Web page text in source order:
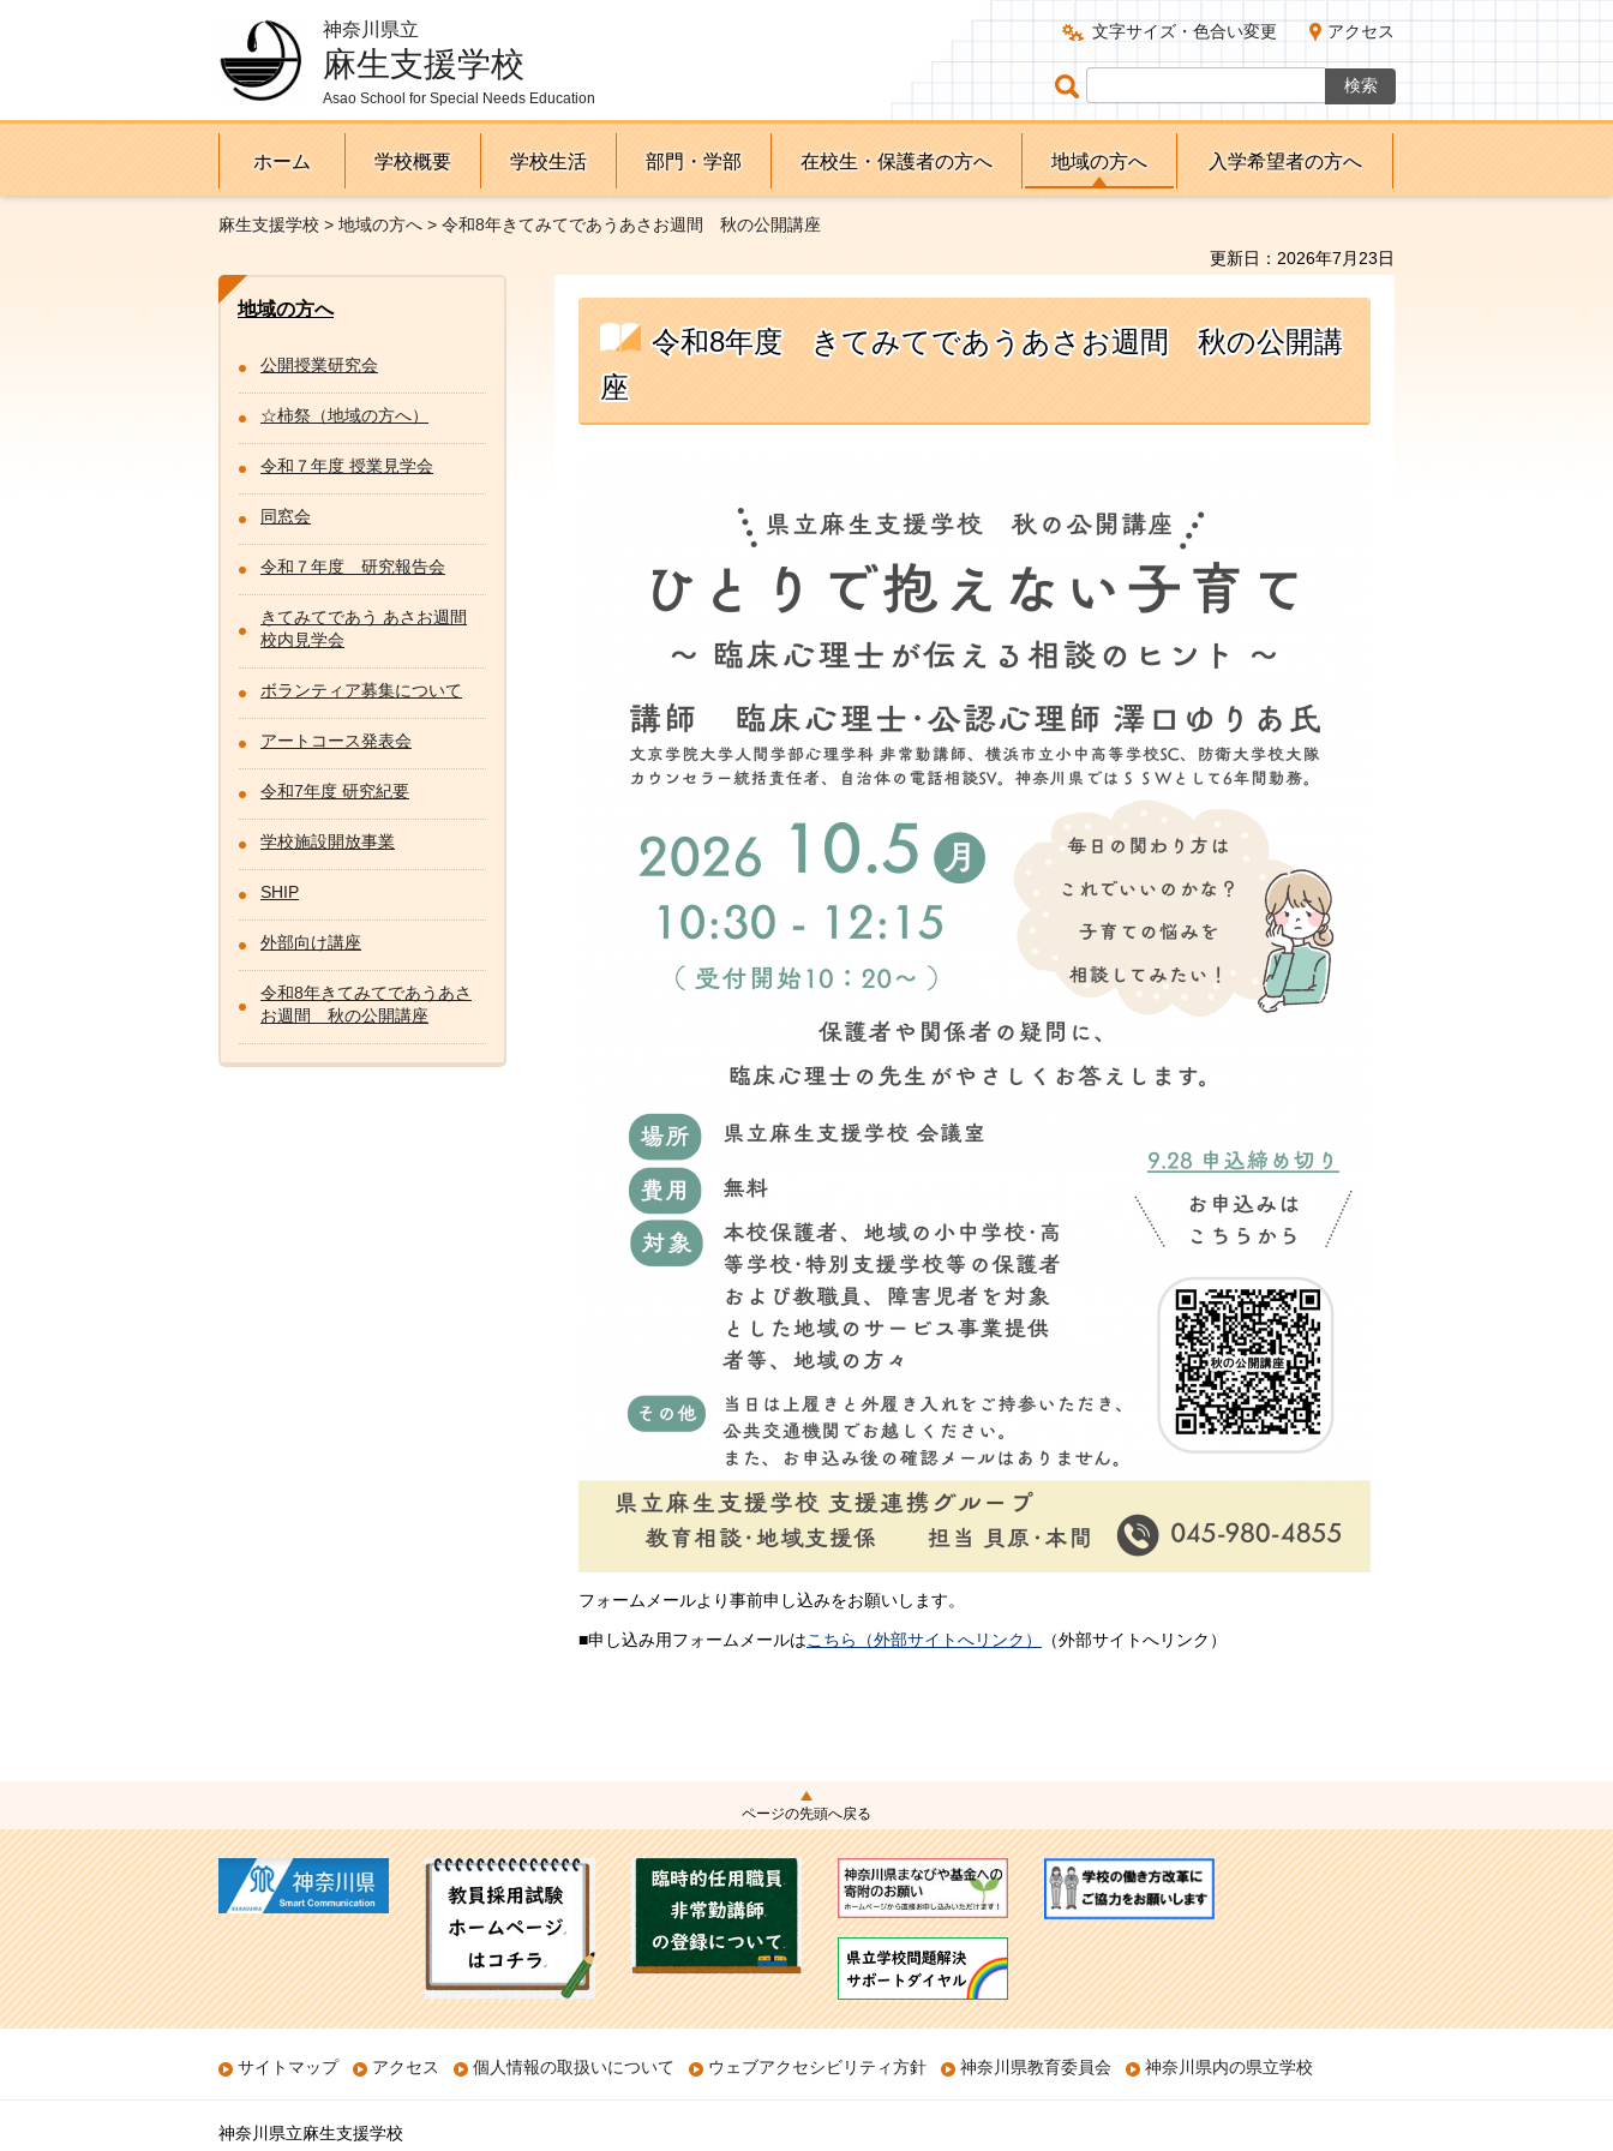
神奈川県立
麻生支援学校
Asao School for Special Needs Education
文字サイズ・色合い変更 アクセス
ホーム 学校概要 学校生活 部門・学部 在校生・保護者の方へ 地域の方へ 入学希望者の方へ
麻生支援学校 > 地域の方へ > 令和8年きてみてであうあさお週間 秋の公開講座
更新日：2026年7月23日
地域の方へ
公開授業研究会
☆柿祭（地域の方へ）
令和７年度 授業見学会
同窓会
令和７年度 研究報告会
きてみてであう あさお週間
校内見学会
ボランティア募集について
アートコース発表会
令和7年度 研究紀要
学校施設開放事業
SHIP
外部向け講座
令和8年きてみてであうあさ
お週間 秋の公開講座
令和8年度 きてみてであうあさお週間 秋の公開講
座
フォームメールより事前申し込みをお願いします。
■申し込み用フォームメールはこちら（外部サイトへリンク） （外部サイトへリンク）
ページの先頭へ戻る
サイトマップ アクセス 個人情報の取扱いについて ウェブアクセシビリティ方針 神奈川県教育委員会 神奈川県内の県立学校
神奈川県立麻生支援学校